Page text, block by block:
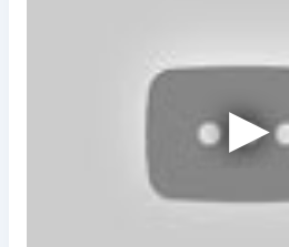
Оплата на расчетный счёт
Онлайн (через сайт или
Через терминалы Приватбанка
Через терминалы